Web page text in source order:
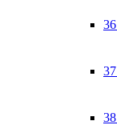
36
37
38